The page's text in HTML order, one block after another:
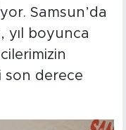
Samsun’da
yıl boyunca
son derece